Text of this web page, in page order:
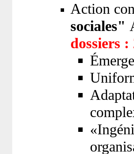
Action
sociales"
dossiers